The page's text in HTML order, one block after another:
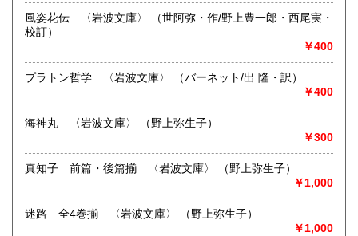
沖縄県 600円
書籍の買取について
取り扱い分野
古書一般（その他）
全集 コミック 古マンガ
風姿花伝 〈岩波文庫〉 （世阿弥・作/野上豊一郎・西尾実・
校訂）
￥400
プラトン哲学 〈岩波文庫〉 （バーネット/出 隆・訳）
￥400
海神丸 〈岩波文庫〉 （野上弥生子）
￥300
真知子 前篇・後篇揃 〈岩波文庫〉 （野上弥生子）
￥1,000
迷路 全4巻揃 〈岩波文庫〉 （野上弥生子）
￥1,000